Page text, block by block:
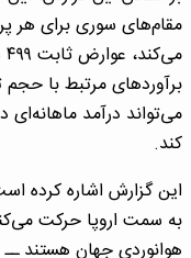
مقام‌های سوری برای هر
برآوردهای مرتبط با
کند.
این گزارش اشاره کرده
به سمت اروپا حرکت
هوانوردی جهان هستند ــ